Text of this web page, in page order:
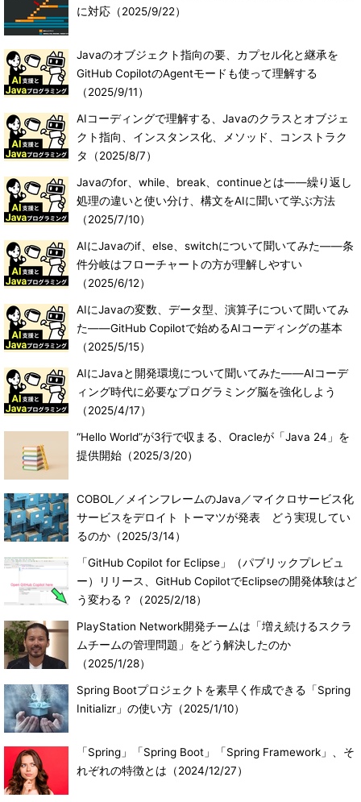
に対応 （2025/9/22）
Javaのオブジェクト指向の要、カプセル化と継承を
GitHub CopilotのAgentモードも使って理解する
（2025/9/11）
AIコーディングで理解する、Javaのクラスとオブジェ
クト指向、インスタンス化、メソッド、コンストラク
タ
（2025/8/7）
Javaのfor、while、break、continueとは――繰り返し
処理の違いと使い分け、構文をAIに聞いて学ぶ方法
（2025/7/10）
AIにJavaのif、else、switchについて聞いてみた――条
件分岐はフローチャートの方が理解しやすい
（2025/6/12）
AIにJavaの変数、データ型、演算子について聞いてみ
た――GitHub Copilotで始めるAIコーディングの基本
（2025/5/15）
AIにJavaと開発環境について聞いてみた――AIコーデ
ィング時代に必要なプログラミング脳を強化しよう
（2025/4/17）
“Hello World”が3行で収まる、Oracleが「Java 24」を
提供開始 （2025/3/20）
COBOL／メインフレームのJava／マイクロサービス化
サービスをデロイト トーマツが発表 どう実現してい
るのか （2025/3/14）
「GitHub Copilot for Eclipse」（パブリックプレビュ
ー）リリース、GitHub CopilotでEclipseの開発体験はど
う変わる？
（2025/2/18）
PlayStation Network開発チームは「増え続けるスクラ
ムチームの管理問題」をどう解決したのか
（2025/1/28）
Spring Bootプロジェクトを素早く作成できる「Spring
Initializr」の使い方 （2025/1/10）
「Spring」「Spring Boot」「Spring Framework」、そ
れぞれの特徴とは （2024/12/27）